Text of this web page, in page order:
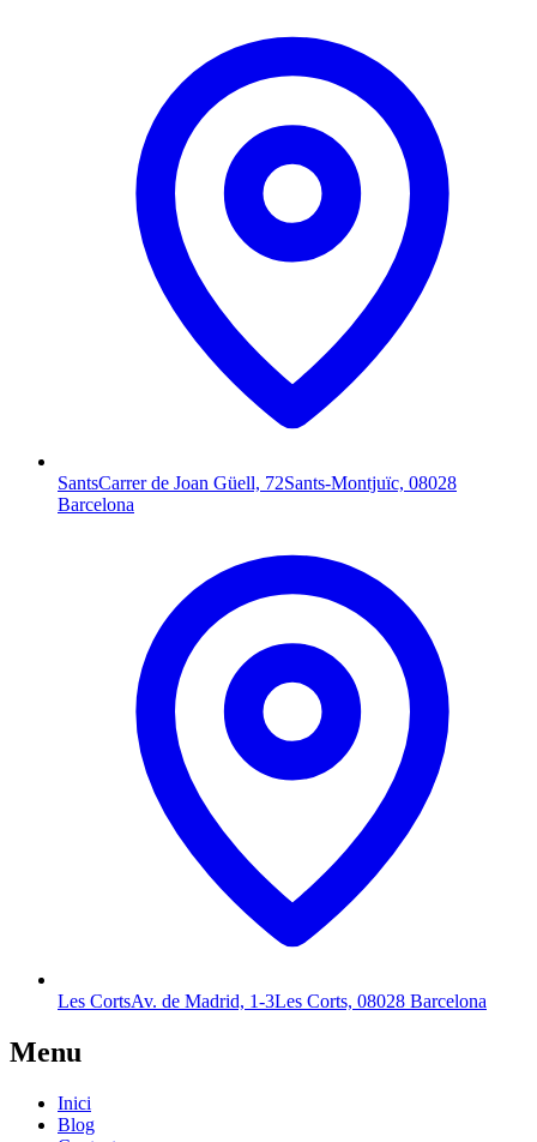
SantsCarrer de Joan Güell, 72Sants-Montjuïc, 08028
Barcelona
Les CortsAv. de Madrid, 1-3Les Corts, 08028 Barcelona
Menu
Inici
Blog